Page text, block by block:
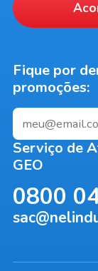
Fique por
promoções:
Serviço de
GEO
0800